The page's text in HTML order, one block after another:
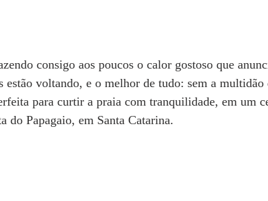
consigo aos poucos o calor gostoso que
estão voltando, e o melhor de tudo: sem a multidão
para curtir a praia com tranquilidade, em um
do Papagaio, em Santa Catarina.